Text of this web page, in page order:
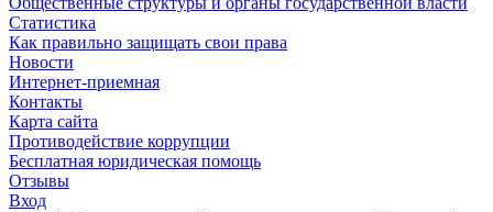
Статистика
Как правильно защищать свои права
Новости
Интернет-приемная
Контакты
Карта сайта
Противодействие коррупции
Бесплатная юридическая помощь
Отзывы
Вход